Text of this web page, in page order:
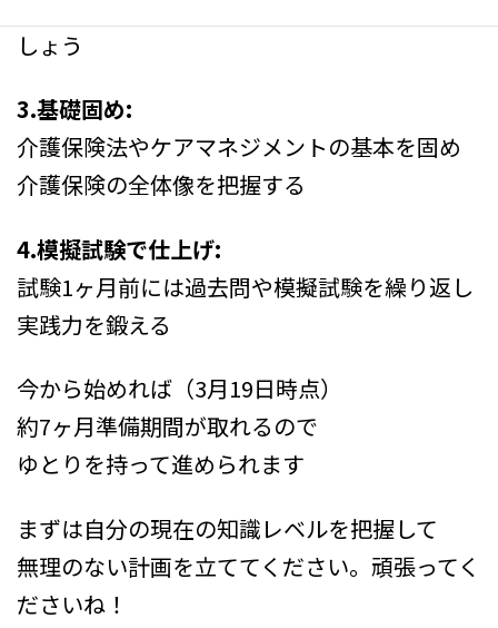
しょう
3.基礎固め:
介護保険法やケアマネジメントの基本を固め
介護保険の全体像を把握する
4.模擬試験で仕上げ:
試験1ヶ月前には過去問や模擬試験を繰り返し
実践力を鍛える
今から始めれば（3月19日時点）
約7ヶ月準備期間が取れるので
ゆとりを持って進められます
まずは自分の現在の知識レベルを把握して
無理のない計画を立ててください。頑張ってく
ださいね！